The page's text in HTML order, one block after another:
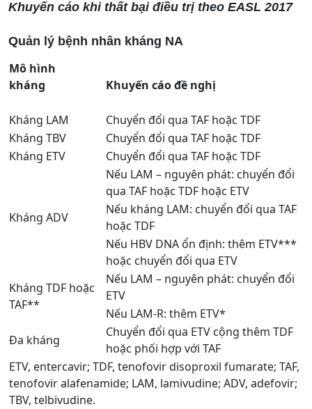
Khuyến cáo khi thất bại điều trị theo EASL 2017
Quản lý bệnh nhân kháng NA
Mô hình
kháng
Khuyến cáo đề nghị
Kháng LAM
Chuyển đổi qua TAF hoặc TDF
Kháng TBV
Chuyển đổi qua TAF hoặc TDF
Kháng ETV
Chuyển đổi qua TAF hoặc TDF
Kháng ADV
Nếu LAM – nguyên phát: chuyển đổi
qua TAF hoặc TDF hoặc ETV
Nếu kháng LAM: chuyển đổi qua TAF
hoặc TDF
Nếu HBV DNA ổn định: thêm ETV***
hoặc chuyển đổi qua ETV
Kháng TDF hoặc
TAF**
Nếu LAM – nguyên phát: chuyển đổi
ETV
Nếu LAM-R: thêm ETV*
Đa kháng
Chuyển đổi qua ETV cộng thêm TDF
hoặc phối hợp với TAF
ETV, entercavir; TDF, tenofovir disoproxil fumarate; TAF,
tenofovir alafenamide; LAM, lamivudine; ADV, adefovir;
TBV, telbivudine.